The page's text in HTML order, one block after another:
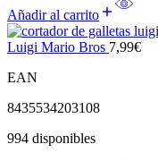
Añadir al carrito
Luigi Mario Bros 7,99€
EAN
8435534203108
994 disponibles